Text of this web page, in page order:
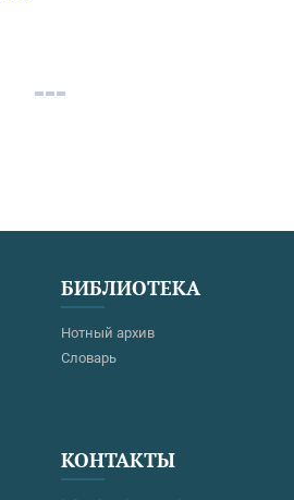
БИБЛИОТЕКА
Нотный архив
Словарь
КОНТАКТЫ